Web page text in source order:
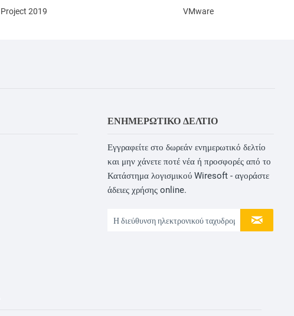
Project 2019
VMware
ΕΝΗΜΕΡΩΤΙΚΌ ΔΕΛΤΊΟ
Εγγραφείτε στο δωρεάν ενημερωτικό δελτίο
και μην χάνετε ποτέ νέα ή προσφορές από το
Κατάστημα λογισμικού Wiresoft - αγοράστε
άδειες χρήσης online.